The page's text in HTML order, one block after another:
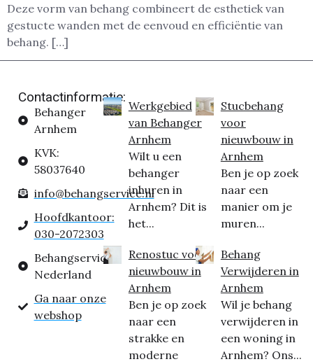
Deze vorm van behang combineert de esthetiek van
gestucte wanden met de eenvoud en efficiëntie van
behang. […]
Contactinformatie:
Behanger
Arnhem
KVK:
58037640
info@behangservice.nl
Hoofdkantoor:
030-2072303
Behangservice
Nederland
Ga naar onze
webshop
Werkgebied
van Behanger
Arnhem
Wilt u een
behanger
inhuren in
Arnhem? Dit is
het...
Renostuc voor
nieuwbouw in
Arnhem
Ben je op zoek
naar een
strakke en
moderne
Stucbehang
voor
nieuwbouw in
Arnhem
Ben je op zoek
naar een
manier om je
muren...
Behang
Verwijderen in
Arnhem
Wil je behang
verwijderen in
een woning in
Arnhem? Ons...